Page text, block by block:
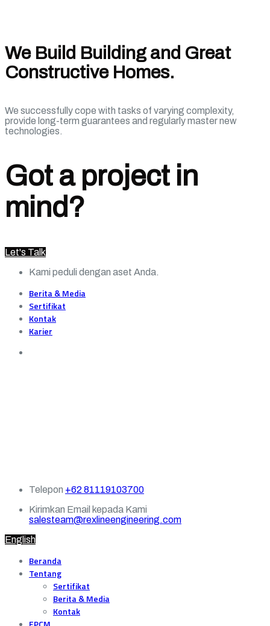
We Build Building and Great
Constructive Homes.
We successfully cope with tasks of varying complexity,
provide long-term guarantees and regularly master new
technologies.
Got a project in
mind?
Let's Talk
Kami peduli dengan aset Anda.
Berita & Media
Sertifikat
Kontak
Karier
Telepon +62 81119103700
Kirimkan Email kepada Kami
salesteam@rexlineengineering.com
English
Beranda
Tentang
Sertifikat
Berita & Media
Kontak